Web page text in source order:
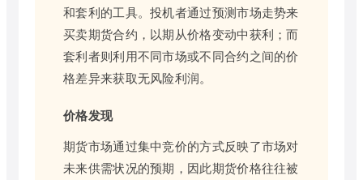
和套利的工具。投机者通过预测市场走势来
买卖期货合约，以期从价格变动中获利；而
套利者则利用不同市场或不同合约之间的价
格差异来获取无风险利润。
价格发现
期货市场通过集中竞价的方式反映了市场对
未来供需状况的预期，因此期货价格往往被